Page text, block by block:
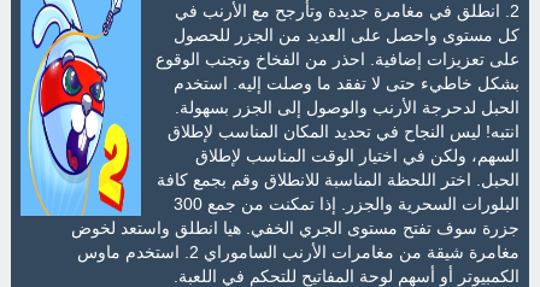
2. انطلق في مغامرة جديدة وتأرجح مع الأرنب في
كل مستوى واحصل على العديد من الجزر للحصول
على تعزيزات إضافية. احذر من الفخاخ وتجنب الوقوع
بشكل خاطيء حتى لا تفقد ما وصلت إليه. استخدم
الحبل لدحرجة الأرنب والوصول إلى الجزر بسهولة.
انتبه! ليس النجاح في تحديد المكان المناسب لإطلاق
السهم، ولكن في اختيار الوقت المناسب لإطلاق
الحبل. اختر اللحظة المناسبة للانطلاق وقم بجمع كافة
البلورات السحرية والجزر. إذا تمكنت من جمع 300
جزرة سوف تفتح مستوى الجري الخفي. هيا انطلق واستعد لخوض
مغامرة شيقة من مغامرات الأرنب الساموراي 2. استخدم ماوس
الكمبيوتر أو أسهم لوحة المفاتيح للتحكم في اللعبة.